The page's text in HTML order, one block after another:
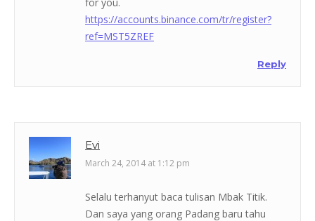
https://accounts.binance.com/tr/register?
ref=MST5ZREF
Reply
Evi
March 24, 2014 at 1:12 pm
Selalu terhanyut baca tulisan Mbak Titik.
Dan saya yang orang Padang baru tahu